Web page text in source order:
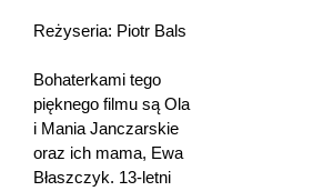
Reżyseria: Piotr Bals
Bohaterkami tego
pięknego filmu są Ola
i Mania Janczarskie
oraz ich mama, Ewa
Błaszczyk. 13-letni